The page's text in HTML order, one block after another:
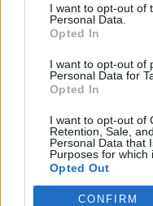
I want to opt-out of
Personal Data.
Opted In
I want to opt-out of
Personal Data for
Opted In
I want to opt-out of
Retention, Sale,
Personal Data that
Purposes for which
Opted Out
CONFIRM
ΑΠΟΨΕΙΣ